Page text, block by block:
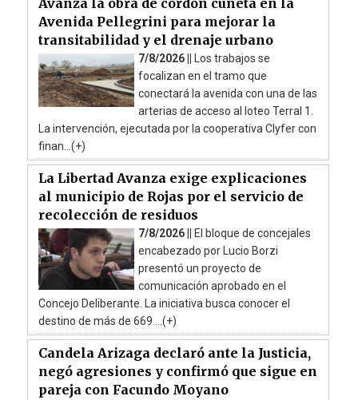
Avenida Pellegrini para mejorar la
transitabilidad y el drenaje urbano
7/8/2026 ||
Los trabajos se
focalizan en el tramo que
conectará la avenida con una de las
arterias de acceso al loteo Terral 1.
La intervención, ejecutada por la cooperativa Clyfer con
finan...(+)
La Libertad Avanza exige explicaciones
al municipio de Rojas por el servicio de
recolección de residuos
7/8/2026 ||
El bloque de concejales
encabezado por Lucio Borzi
presentó un proyecto de
comunicación aprobado en el
Concejo Deliberante. La iniciativa busca conocer el
destino de más de 669 ...(+)
Candela Arizaga declaró ante la Justicia,
negó agresiones y confirmó que sigue en
pareja con Facundo Moyano